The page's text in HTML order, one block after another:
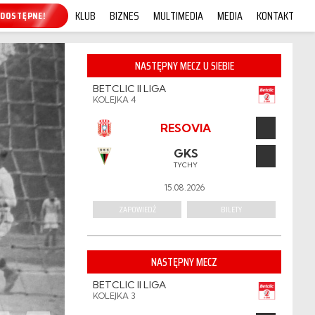
ONLINE! KLUB BIZNES MULTIMEDIA MEDIA KONTAKT
NASTĘPNY MECZ U SIEBIE
BETCLIC II LIGA
KOLEJKA 4
RESOVIA
GKS
TYCHY
15.08.2026
ZAPOWIEDŹ BILETY
NASTĘPNY MECZ
BETCLIC II LIGA
KOLEJKA 3